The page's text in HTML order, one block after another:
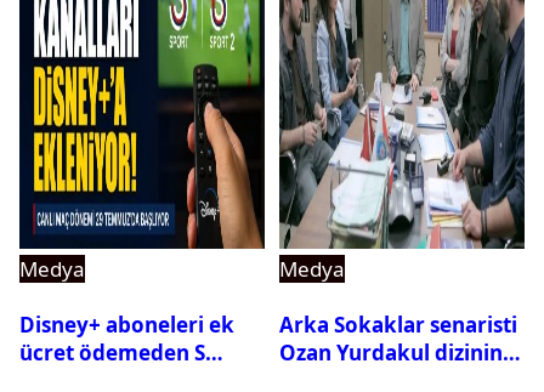
Medya
Disney+ aboneleri ek
ücret ödemeden S
Medya
Arka Sokaklar senaristi
Ozan Yurdakul dizinin